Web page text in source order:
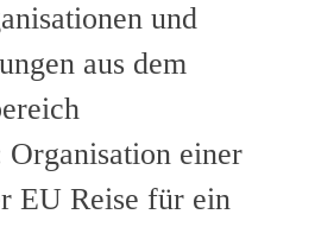
und
aus dem
Organisation einer
EU Reise für ein